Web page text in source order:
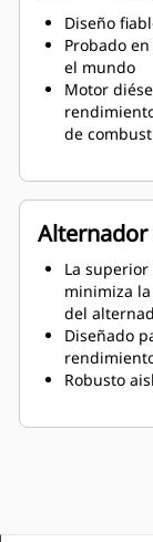
Diseño
Probado
el mundo
Motor
de
Alternador
La
minimiza
del
Diseñado
Robusto